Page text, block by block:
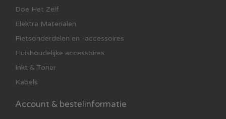
Doe Het Zelf
Elektra Materialen
Fietsonderdelen en -accessoires
Huishoudelijke accessoires
Inkt & Toner
Kabels
Account & bestelinformatie